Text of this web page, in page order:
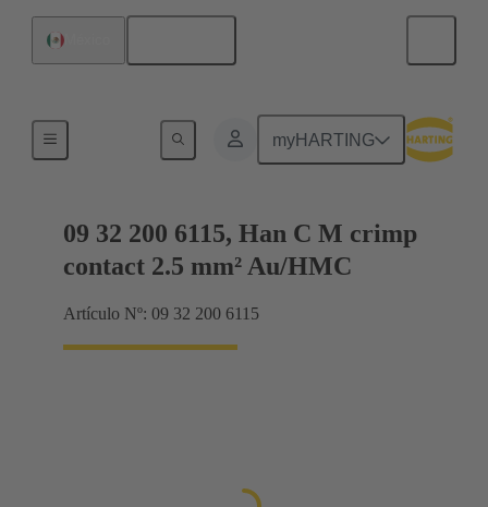
myHARTING
09 32 200 6115, Han C M crimp
contact 2.5 mm² Au/HMC
Artículo Nº: 09 32 200 6115